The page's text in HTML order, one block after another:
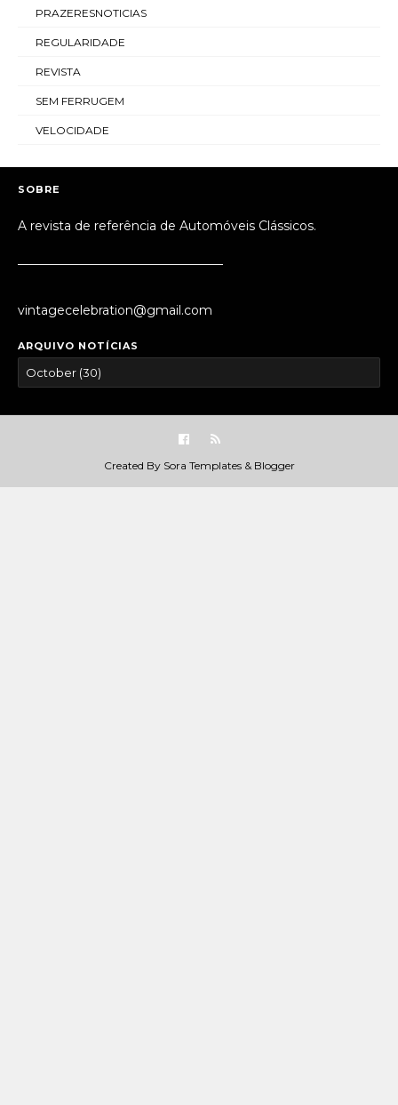
PRAZERESNOTICIAS
REGULARIDADE
REVISTA
SEM FERRUGEM
VELOCIDADE
SOBRE
A revista de referência de Automóveis Clássicos.
vintagecelebration@gmail.com
ARQUIVO NOTÍCIAS
Created By Sora Templates& Blogger